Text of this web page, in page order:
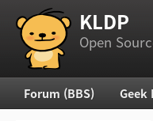
부 메뉴 KLDP
Open
주 메뉴
Forum (BBS) Geek